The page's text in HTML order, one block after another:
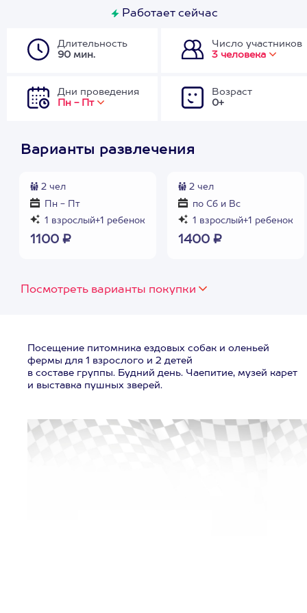
Работает сейчас
Длительность
90 мин.
Число участников
3 человека
Дни проведения
Пн - Пт
Возраст
0+
Варианты развлечения
2 чел
Пн - Пт
1 взрослый+1 ребенок
1100 ₽
2 чел
по Сб и Вс
1 взрослый+1 ребенок
1400 ₽
Посмотреть варианты покупки
Посещение питомника ездовых собак и оленьей
фермы для 1 взрослого и 2 детей
в составе группы. Будний день. Чаепитие, музей карет
и выставка пушных зверей.